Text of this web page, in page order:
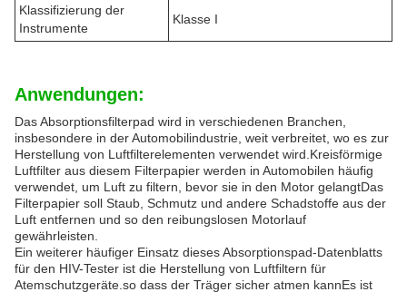
Klassifizierung der
Instrumente
Klasse I
Anwendungen:
Das Absorptionsfilterpad wird in verschiedenen Branchen,
insbesondere in der Automobilindustrie, weit verbreitet, wo es zur
Herstellung von Luftfilterelementen verwendet wird.Kreisförmige
Luftfilter aus diesem Filterpapier werden in Automobilen häufig
verwendet, um Luft zu filtern, bevor sie in den Motor gelangtDas
Filterpapier soll Staub, Schmutz und andere Schadstoffe aus der
Luft entfernen und so den reibungslosen Motorlauf
gewährleisten.
Ein weiterer häufiger Einsatz dieses Absorptionspad-Datenblatts
für den HIV-Tester ist die Herstellung von Luftfiltern für
Atemschutzgeräte.so dass der Träger sicher atmen kannEs ist